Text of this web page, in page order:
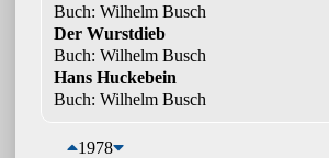
Buch: Wilhelm Busch
Der Wurstdieb
Buch: Wilhelm Busch
Hans Huckebein
Buch: Wilhelm Busch
1978